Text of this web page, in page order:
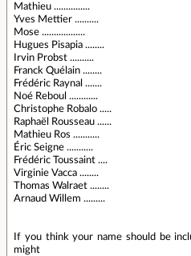
Mathieu ...............
Yves Mettier ..........
Mose ..................
Hugues Pisapia ........
Irvin Probst ..........
Franck Quélain ........
Frédéric Raynal .......
Noé Reboul ............
Christophe Robalo .....
Raphaël Rousseau ......
Mathieu Ros ...........
Éric Seigne ...........
Frédéric Toussaint ....
Virginie Vacca ........
Thomas Walraet ........
Arnaud Willem .........
If you think your name should be
might